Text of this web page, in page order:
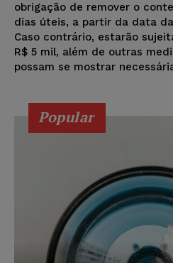
obrigação de remover o
dias úteis, a partir da data
Caso contrário, estarão
R$ 5 mil, além de outras
possam se mostrar
Popular